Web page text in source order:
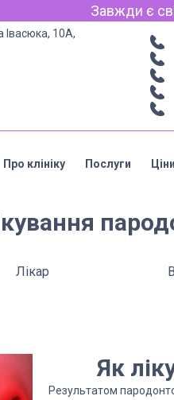
Завжди є світло
Івасюка, 10А,
Про клініку Послуги Ціни
Лікар
Як
Результатом